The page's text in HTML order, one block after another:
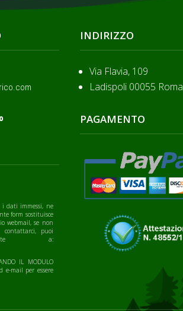
dati immessi, ne
form sostituisce
webmail, se non
puoi
a:
IL MODULO
e-mail per essere
INDIRIZZO
Via Flavia, 109
Ladispoli 00055 Roma
PAGAMENTO